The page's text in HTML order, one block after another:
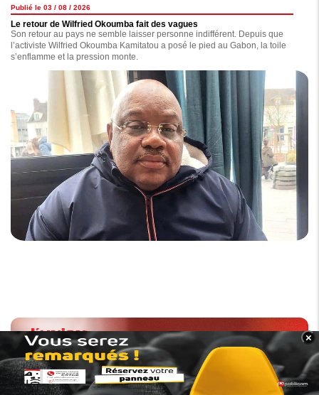
Publié le 03 / 08 / 2026
Le retour de Wilfried Okoumba fait des vagues
Son retour au pays ne semble laisser personne indifférent. Depuis que
l’activiste Wilfried Okoumba Kamitatou a posé le pied au Gabon, la toile
s’enflamme et la pression monte.
BANNER_BAS
×